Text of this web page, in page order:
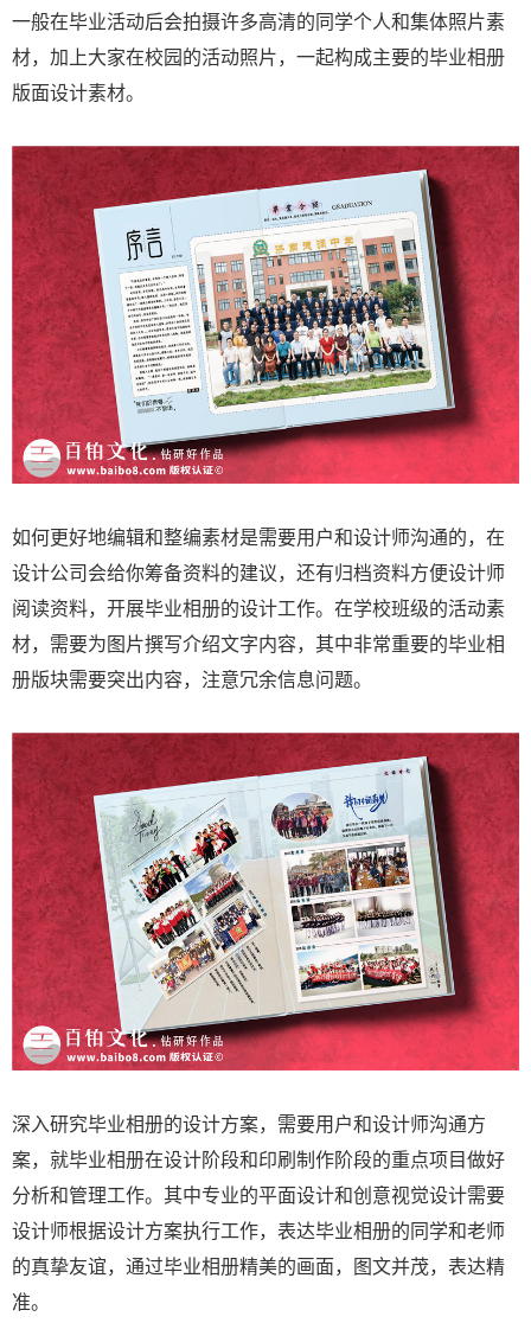
一般在毕业活动后会拍摄许多高清的同学个人和集体照片素
材，加上大家在校园的活动照片，一起构成主要的毕业相册
版面设计素材。
如何更好地编辑和整编素材是需要用户和设计师沟通的，在
设计公司会给你筹备资料的建议，还有归档资料方便设计师
阅读资料，开展毕业相册的设计工作。在学校班级的活动素
材，需要为图片撰写介绍文字内容，其中非常重要的毕业相
册版块需要突出内容，注意冗余信息问题。
深入研究毕业相册的设计方案，需要用户和设计师沟通方
案，就毕业相册在设计阶段和印刷制作阶段的重点项目做好
分析和管理工作。其中专业的平面设计和创意视觉设计需要
设计师根据设计方案执行工作，表达毕业相册的同学和老师
的真挚友谊，通过毕业相册精美的画面，图文并茂，表达精
准。